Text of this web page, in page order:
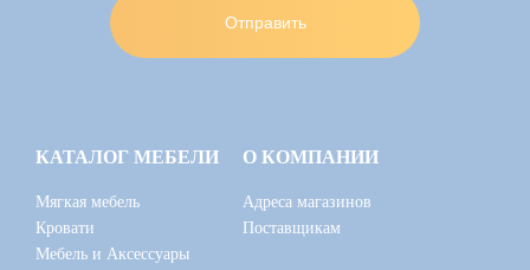
КАТАЛОГ МЕБЕЛИ
Мягкая мебель
Кровати
Мебель и Аксессуары
О КОМПАНИИ
Адреса магазинов
Поставщикам